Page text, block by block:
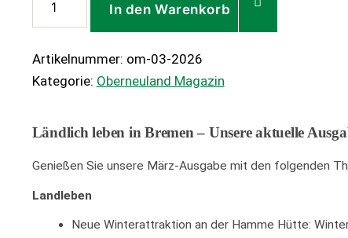
Menge
In den Warenkorb
Artikelnummer: om-03-2026
Kategorie: Oberneuland Magazin
Ländlich leben in Bremen – Unsere aktuelle
Genießen Sie unsere März-Ausgabe mit den folgenden
Landleben
Neue Winterattraktion an der Hamme Hütte: